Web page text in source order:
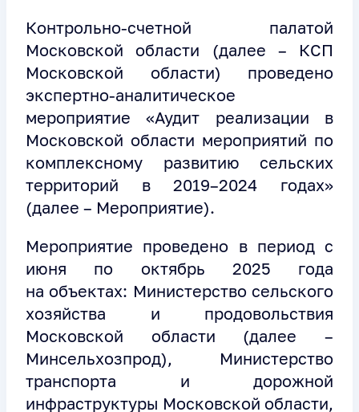
Контрольно-счетной палатой
Московской области (далее – КСП
Московской области) проведено
экспертно-аналитическое
мероприятие «Аудит реализации в
Московской области мероприятий по
комплексному развитию сельских
территорий в 2019–2024 годах»
(далее – Мероприятие).
Мероприятие проведено в период с
июня по октябрь 2025 года
на объектах: Министерство сельского
хозяйства и продовольствия
Московской области (далее –
Минсельхозпрод), Министерство
транспорта и дорожной
инфраструктуры Московской области,